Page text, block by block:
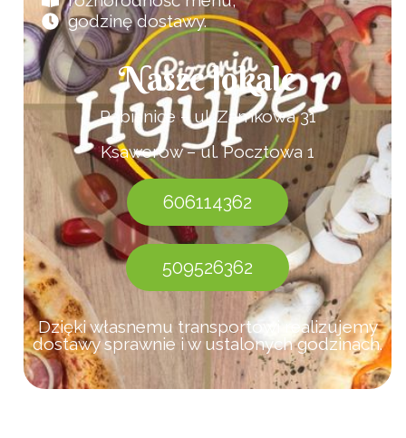
godzinę dostawy.
Nasze lokale
Pabianice – ul. Zamkowa 31
Ksawerów – ul. Pocztowa 1
606114362
509526362
Dzięki własnemu transportowi realizujemy
dostawy sprawnie i w ustalonych godzinach.